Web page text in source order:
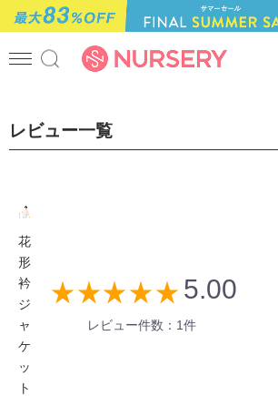
レビュー一覧
花
形
衿
ジ
ャ
ケ
ッ
ト
star_ratestar_ratestar_ratestar_ratestar_rate 5.00
レビュー件数：1件